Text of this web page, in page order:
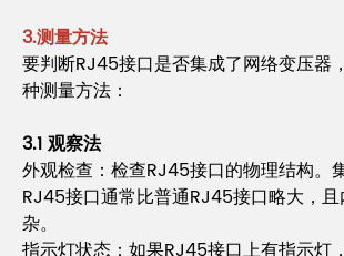
3.测量方法
要判断RJ45接口是否集成了网络变压器
种测量方法：
3.1 观察法
外观检查：检查RJ45接口的物理结构。
RJ45接口通常比普通RJ45接口略大，
杂。
指示灯状态：如果RJ45接口上有指示灯